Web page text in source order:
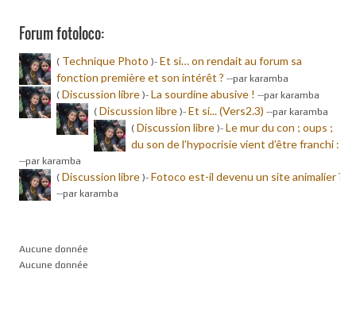
Forum fotoloco:
( Technique Photo )- Et si… on rendait au forum sa
fonction première et son intérêt ? --par karamba
( Discussion libre )- La sourdine abusive ! --par karamba
( Discussion libre )- Et si... (Vers2.3) --par karamba
( Discussion libre )- Le mur du con ; oups ;
du son de l’hypocrisie vient d’être franchi :
--par karamba
( Discussion libre )- Fotoco est-il devenu un site animalier ?
--par karamba
Aucune donnée
Aucune donnée